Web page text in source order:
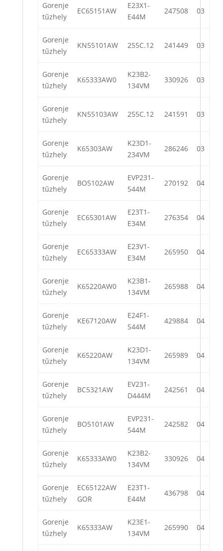
Gorenje
tűzhely
EC65151AW
E23X1-
E44M
247508 03
Gorenje
tűzhely
KN55101AW 255C.12 241449 03
Gorenje
tűzhely
K65333AW0
K23B2-
134VM
330926 03
Gorenje
tűzhely
KN55103AW 255C.12 241591 03
Gorenje
tűzhely
K65303AW
K23D1-
234VM
286246 03
Gorenje
tűzhely
BO5102AW
EVP231-
544M
270192 04
Gorenje
tűzhely
EC65301AW
E23T1-
E34M
276354 04
Gorenje
tűzhely
EC65333AW
E23V1-
E34M
265950 04
Gorenje
tűzhely
K65220AW0
K23B1-
134VM
265988 04
Gorenje
tűzhely
KE67120AW
E24F1-
S44M
429884 04
Gorenje
tűzhely
K65220AW
K23D1-
134VM
265989 04
Gorenje
tűzhely
BC5321AW
EV231-
D444M
242561 04
Gorenje
tűzhely
BO5101AW
EVP231-
544M
242582 04
Gorenje
tűzhely
K65333AW0
K23B2-
134VM
330926 04
Gorenje
tűzhely
EC65122AW
GOR
E23T1-
E44M
436798 04
Gorenje
tűzhely
K65333AW
K23E1-
134VM
265990 04